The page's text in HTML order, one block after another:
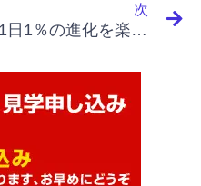
次
1日1％の進化を楽しんでラーメン学校で学んだテクニックなどで一生がんばりたいと思います